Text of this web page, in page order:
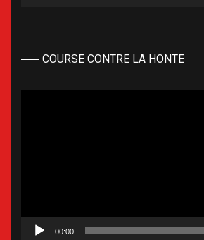
COURSE CONTRE LA HONTE
00:00